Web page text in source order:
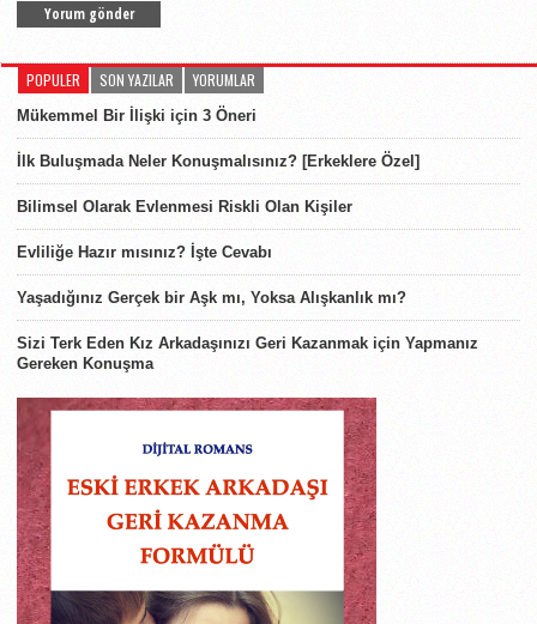
POPULER SON YAZILAR YORUMLAR
Mükemmel Bir İlişki için 3 Öneri
İlk Buluşmada Neler Konuşmalısınız? [Erkeklere Özel]
Bilimsel Olarak Evlenmesi Riskli Olan Kişiler
Evliliğe Hazır mısınız? İşte Cevabı
Yaşadığınız Gerçek bir Aşk mı, Yoksa Alışkanlık mı?
Sizi Terk Eden Kız Arkadaşınızı Geri Kazanmak için Yapmanız
Gereken Konuşma